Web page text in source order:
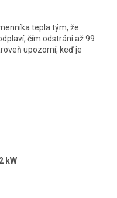
tepla tým, že
čím odstráni až 99
upozorní, keď je
kW